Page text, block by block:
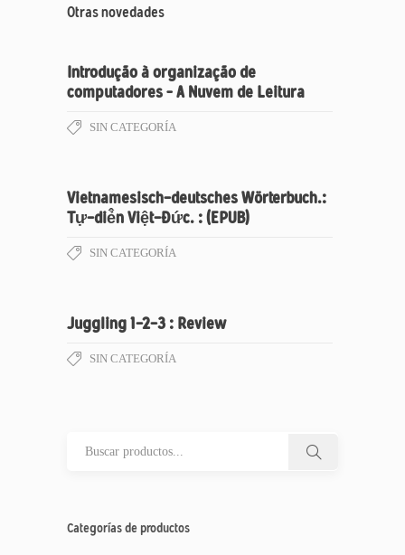
Otras novedades
Introdução à organização de
computadores – A Nuvem de Leitura
SIN CATEGORÍA
Vietnamesisch-deutsches Wörterbuch.:
Tự-diẻ̂n Việt-Đức. : (EPUB)
SIN CATEGORÍA
Juggling 1-2-3 : Review
SIN CATEGORÍA
Categorías de productos